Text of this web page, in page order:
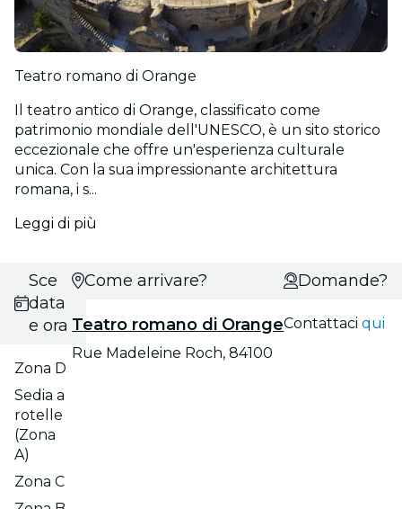
Teatro romano di Orange
Il teatro antico di Orange, classificato come
patrimonio mondiale dell'UNESCO, è un sito storico
eccezionale che offre un'esperienza culturale
unica. Con la sua impressionante architettura
romana, i s...
Leggi di più
Scegli
data
e ora
Zona D
Sedia a
rotelle
(Zona
A)
Zona C
Come arrivare?
Teatro romano di Orange
Rue Madeleine Roch, 84100
Domande?
Contattaciqui